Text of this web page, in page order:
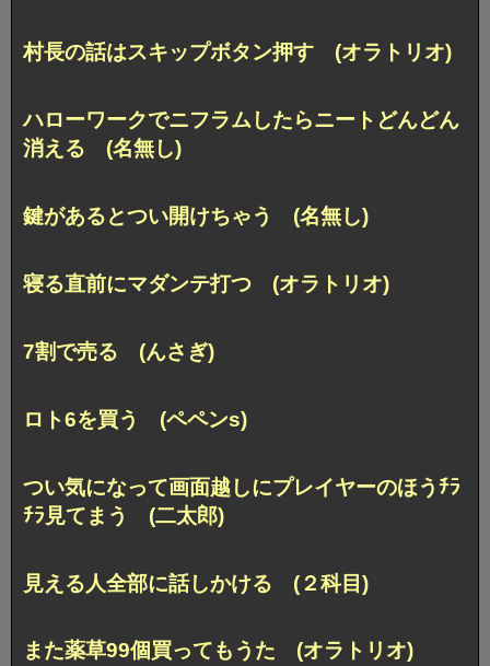
村長の話はスキップボタン押す (オラトリオ)
ハローワークでニフラムしたらニートどんどん
消える (名無し)
鍵があるとつい開けちゃう (名無し)
寝る直前にマダンテ打つ (オラトリオ)
7割で売る (んさぎ)
ロト6を買う (ペペンs)
つい気になって画面越しにプレイヤーのほうﾁﾗ
ﾁﾗ見てまう (二太郎)
見える人全部に話しかける (２科目)
また薬草99個買ってもうた (オラトリオ)